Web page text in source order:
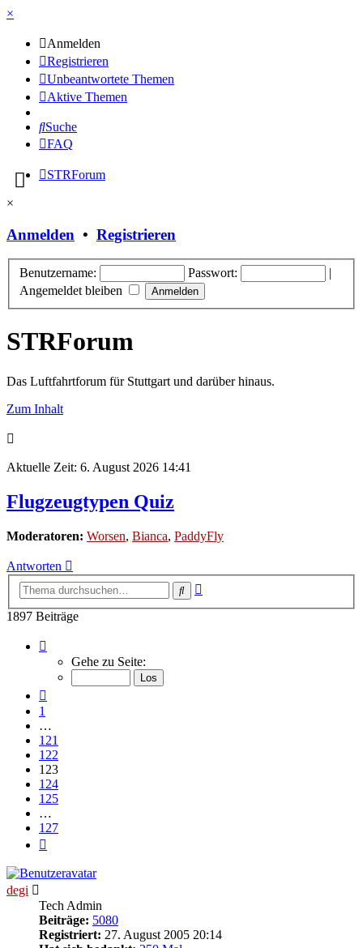
×
Anmelden
Registrieren
Unbeantwortete Themen
Aktive Themen
Suche
FAQ
STRForum
×
Anmelden • Registrieren
Benutzername: Passwort:
|
Angemeldet bleiben
STRForum
Das Luftfahrtforum für Stuttgart und darüber hinaus.
Zum Inhalt
Aktuelle Zeit: 6. August 2026 14:41
Flugzeugtypen Quiz
Moderatoren: Worsen, Bianca, PaddyFly
Antworten
Suche
1897 Beiträge
123
von
Gehe zu Seite:
1
…
121
122
123
124
125
…
127
degi
Tech Admin
Beiträge: 5080
Registriert: 27. August 2005 20:14